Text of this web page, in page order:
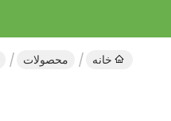
خانه محصولات